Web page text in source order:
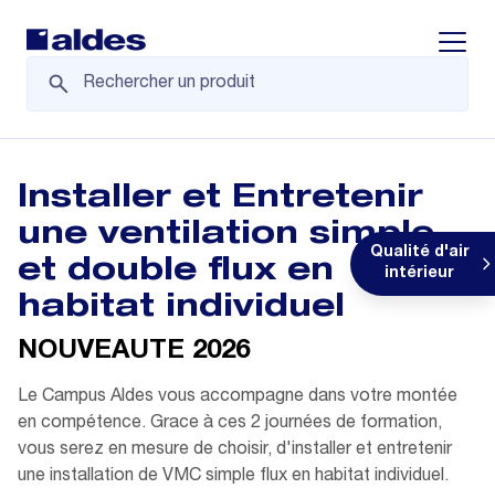
Qualité d'air
intérieur
Installer et Entretenir
une ventilation simple
et double flux en
habitat individuel
NOUVEAUTE 2026
Le Campus Aldes vous accompagne dans votre montée
en compétence. Grace à ces 2 journées de formation,
vous serez en mesure de choisir, d'installer et entretenir
une installation de VMC simple flux en habitat individuel.